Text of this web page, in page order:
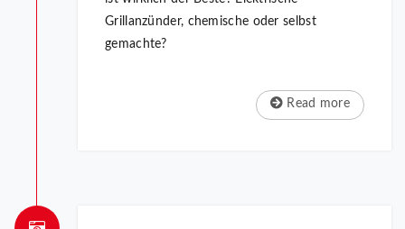
Grillanzünder, chemische oder selbst
gemachte?
Read more